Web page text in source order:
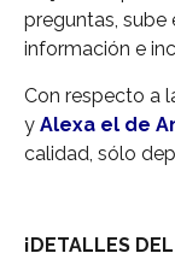
preguntas, sube
información e
Con respecto a
y Alexa el de
calidad, sólo
¡DETALLES